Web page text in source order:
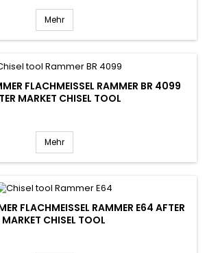
Mehr
FLACHMEISSEL RAMMER BR 4099 A
MARKET CHISEL TOOL
Mehr
FLACHMEISSEL RAMMER E64 AFTER M
ARKET CHISEL TOOL